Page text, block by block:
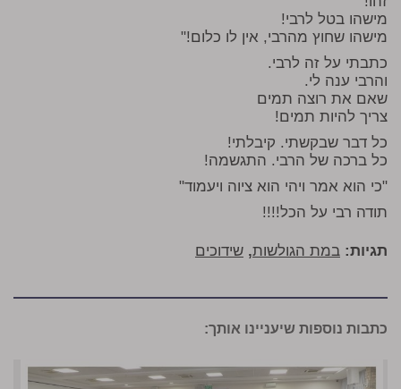
מישהו בטל לרבי!
מישהו שחוץ מהרבי, אין לו כלום!"
כתבתי על זה לרבי.
והרבי ענה לי.
שאם את רוצה תמים
צריך להיות תמים!
כל דבר שבקשתי. קיבלתי!
כל ברכה של הרבי. התגשמה!
"כי הוא אמר ויהי הוא ציוה ויעמוד"
תודה רבי על הכל!!!!
תגיות: במת הגולשות, שידוכים
כתבות נוספות שיעניינו אותך: